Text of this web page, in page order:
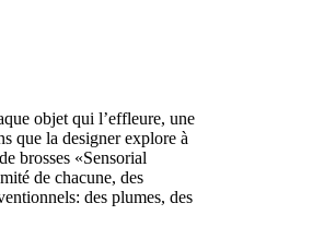
objet qui l’effleure, une
que la designer explore à
brosses «Sensorial
de chacune, des
des plumes, des